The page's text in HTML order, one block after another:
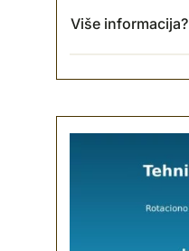
Više informacija?